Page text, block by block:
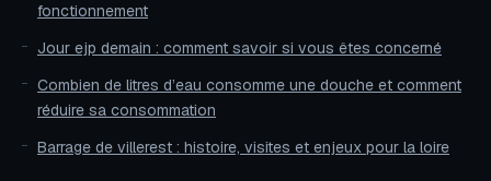
fonctionnement
Jour ejp demain : comment savoir si vous êtes concerné
Combien de litres d’eau consomme une douche et comment
réduire sa consommation
Barrage de villerest : histoire, visites et enjeux pour la loire